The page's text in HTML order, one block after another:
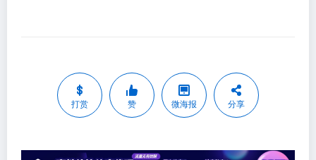
打赏 赞 微海报 分享